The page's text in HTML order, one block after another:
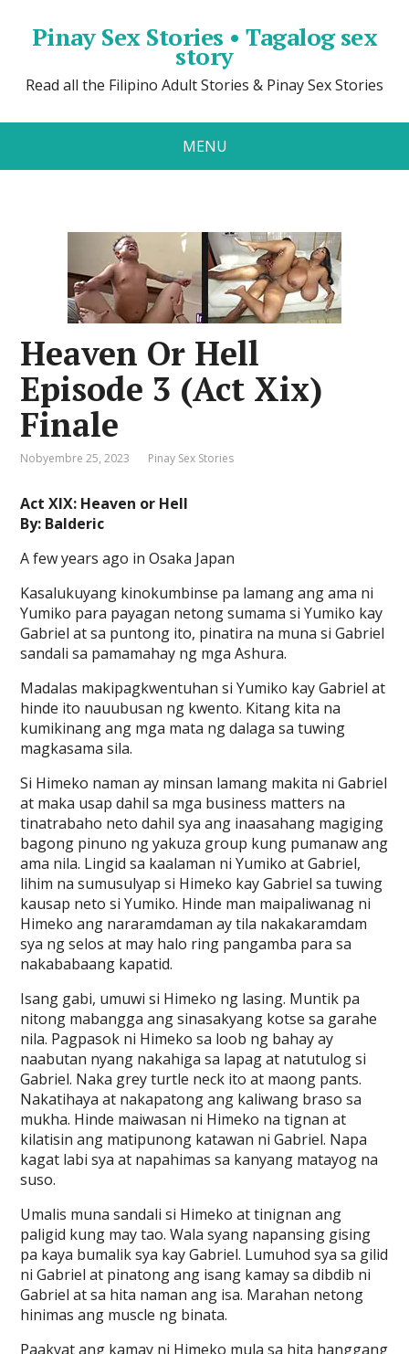
Pinay Sex Stories • Tagalog sex
story
Read all the Filipino Adult Stories & Pinay Sex Stories
MENU
Heaven Or Hell
Episode 3 (Act Xix)
Finale
Nobyembre 25, 2023 Pinay Sex Stories
Act XIX: Heaven or Hell
By: Balderic
A few years ago in Osaka Japan
Kasalukuyang kinokumbinse pa lamang ang ama ni
Yumiko para payagan netong sumama si Yumiko kay
Gabriel at sa puntong ito, pinatira na muna si Gabriel
sandali sa pamamahay ng mga Ashura.
Madalas makipagkwentuhan si Yumiko kay Gabriel at
hinde ito nauubusan ng kwento. Kitang kita na
kumikinang ang mga mata ng dalaga sa tuwing
magkasama sila.
Si Himeko naman ay minsan lamang makita ni Gabriel
at maka usap dahil sa mga business matters na
tinatrabaho neto dahil sya ang inaasahang magiging
bagong pinuno ng yakuza group kung pumanaw ang
ama nila. Lingid sa kaalaman ni Yumiko at Gabriel,
lihim na sumusulyap si Himeko kay Gabriel sa tuwing
kausap neto si Yumiko. Hinde man maipaliwanag ni
Himeko ang nararamdaman ay tila nakakaramdam
sya ng selos at may halo ring pangamba para sa
nakababaang kapatid.
Isang gabi, umuwi si Himeko ng lasing. Muntik pa
nitong mabangga ang sinasakyang kotse sa garahe
nila. Pagpasok ni Himeko sa loob ng bahay ay
naabutan nyang nakahiga sa lapag at natutulog si
Gabriel. Naka grey turtle neck ito at maong pants.
Nakatihaya at nakapatong ang kaliwang braso sa
mukha. Hinde maiwasan ni Himeko na tignan at
kilatisin ang matipunong katawan ni Gabriel. Napa
kagat labi sya at napahimas sa kanyang matayog na
suso.
Umalis muna sandali si Himeko at tinignan ang
paligid kung may tao. Wala syang napansing gising
pa kaya bumalik sya kay Gabriel. Lumuhod sya sa gilid
ni Gabriel at pinatong ang isang kamay sa dibdib ni
Gabriel at sa hita naman ang isa. Marahan netong
hinimas ang muscle ng binata.
Paakyat ang kamay ni Himeko mula sa hita hanggang